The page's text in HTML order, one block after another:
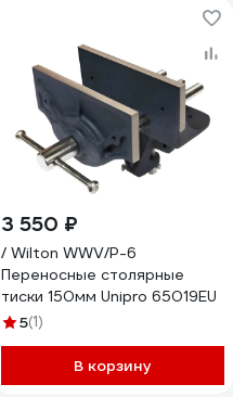
3 550 ₽
/ Wilton WWV/P-6
Переносные столярные
тиски 150мм Unipro 65019EU
5(1)
В корзину